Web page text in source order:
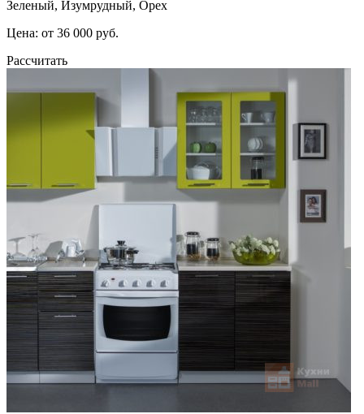
Зеленый, Изумрудный, Орех
Цена: от 36 000 руб.
Рассчитать